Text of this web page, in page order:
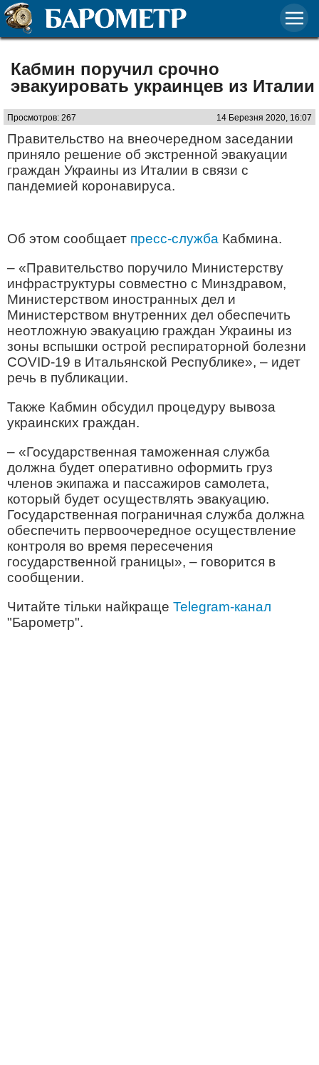
Кабмин поручил срочно
эвакуировать украинцев из Италии
Просмотров: 267 14 Березня 2020, 16:07
Правительство на внеочередном заседании
приняло решение об экстренной эвакуации
граждан Украины из Италии в связи с
пандемией коронавируса.
Об этом сообщает пресс-служба Кабмина.
– «Правительство поручило Министерству
инфраструктуры совместно с Минздравом,
Министерством иностранных дел и
Министерством внутренних дел обеспечить
неотложную эвакуацию граждан Украины из
зоны вспышки острой респираторной болезни
COVID-19 в Итальянской Республике», – идет
речь в публикации.
Также Кабмин обсудил процедуру вывоза
украинских граждан.
– «Государственная таможенная служба
должна будет оперативно оформить груз
членов экипажа и пассажиров самолета,
который будет осуществлять эвакуацию.
Государственная пограничная служба должна
обеспечить первоочередное осуществление
контроля во время пересечения
государственной границы», – говорится в
сообщении.
Читайте тільки найкраще Telegram-канал
"Барометр".